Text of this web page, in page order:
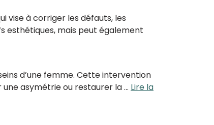
vise à corriger les défauts, les
esthétiques, mais peut également
d’une femme. Cette intervention
asymétrie ou restaurer la … Lire la